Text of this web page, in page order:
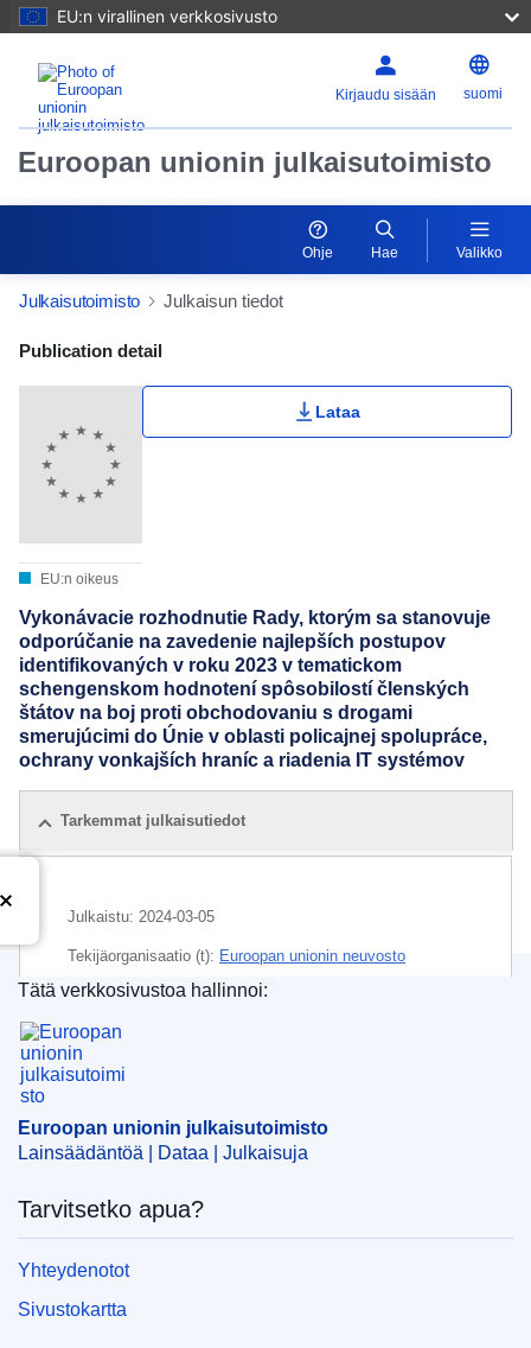
EU:n virallinen verkkosivusto
Kirjaudu sisään suomi
Euroopan unionin julkaisutoimisto
Ohje Hae Valikko
Julkaisutoimisto Julkaisun tiedot
Publication Detail Actions Portlet
Publication detail
EU:n oikeus
Lataa
Vykonávacie rozhodnutie Rady, ktorým sa stanovuje
odporúčanie na zavedenie najlepších postupov
identifikovaných v roku 2023 v tematickom
schengenskom hodnotení spôsobilostí členských
štátov na boj proti obchodovaniu s drogami
smerujúcimi do Únie v oblasti policajnej spolupráce,
ochrany vonkajších hraníc a riadenia IT systémov
Tarkemmat julkaisutiedot
Julkaistu: 2024-03-05
Tekijäorganisaatio (t): Euroopan unionin neuvosto
IMMC : ST 7301 2024 INIT
Euroopan unionin julkaisutoimisto
Tätä verkkosivustoa hallinnoi:
Euroopan unionin julkaisutoimisto
Lainsäädäntöä | Dataa | Julkaisuja
Tarvitsetko apua?
Yhteydenotot
Sivustokartta